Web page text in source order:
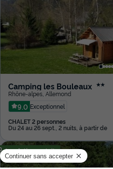
Camping les Bouleaux ★★
Rhône-alpes Allemond
9.0 Exceptionnel
CHALET 2 personnes
Du 24 au 26 sept., 2 nuits, à partir de
Annulation gratuite